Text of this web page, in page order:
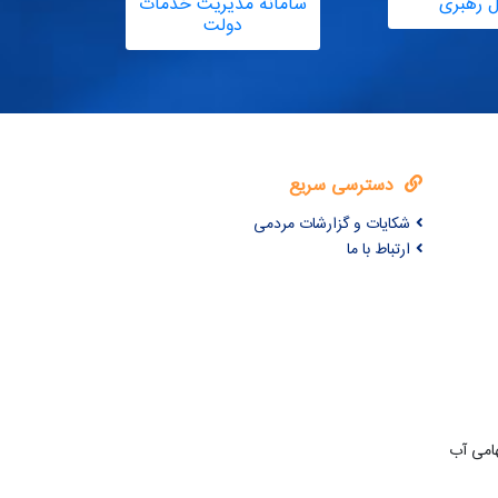
دولت
دسترسی سریع
شکایات و گزارشات مردمی
ارتباط با ما
آب